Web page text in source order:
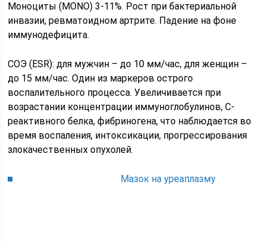
Моноциты (MONO) 3-11%. Рост при бактериальной
инвазии, ревматоидном артрите. Падение на фоне
иммунодефицита.
СОЭ (ESR): для мужчин – до 10 мм/час, для женщин –
до 15 мм/час. Один из маркеров острого
воспалительного процесса. Увеличивается при
возрастании концентрации иммуноглобулинов, С-
реактивного белка, фибриногена, что наблюдается во
время воспаления, интоксикации, прогрессирования
злокачественных опухолей.
Мазок на уреаплазму